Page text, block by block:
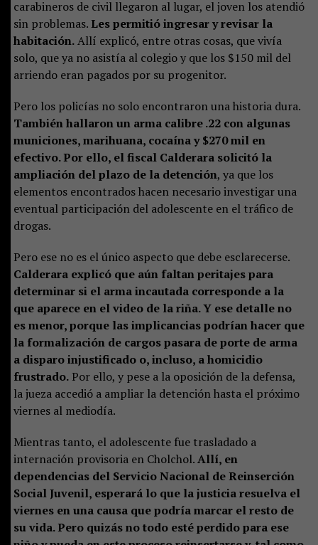
carabineros de civil llegaron al lugar, el joven los atendió
sin problemas. Les permitió ingresar y revisar la
habitación.Allí explicó, entre otras cosas, que vivía
solo, que ya no asistía al colegio y que los $150 mil del
arriendo eran pagados por su progenitor.
Pero los policías no solo encontraron una historia dura.
También hallaron un arma calibre .22 con algunas
municiones, marihuana, cocaína y $270 mil en
efectivo. Por ello, el fiscal Calderara solicitó la
ampliación del plazo de la detención, ya que los
elementos encontrados hacen necesario investigar una
eventual participación del adolescente en el tráfico de
drogas.
Pero ese no es el único aspecto que debe esclarecerse.
Calderara explicó que aún faltan peritajes para
determinar si el arma incautada corresponde a la
que aparece en el video de la riña. Y ese detalle no
es menor, porque las implicancias podrían hacer que
la formalización de cargos pasara de porte de arma
a disparo injustificado o, incluso, a homicidio
frustrado.Por ello, y pese a la oposición de la defensa,
la jueza accedió a ampliar la detención hasta el próximo
viernes al mediodía.
Mientras tanto, el adolescente fue trasladado a
internación provisoria en Cholchol.Allí, en
dependencias del Servicio Nacional de Reinserción
Social Juvenil, esperará lo que la justicia resuelva el
viernes en una causa que podría marcar el resto de
su vida. Pero quizás no todo esté perdido para ese